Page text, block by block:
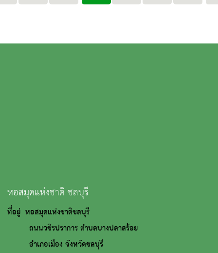
หอสมุดแห่งชาติ ชลบุรี
ที่อยู่ หอสมุดแห่งชาติชลบุรี
ถนนวชิรปราการ ตำบลบางปลาสร้อย
อำเภอเมือง จังหวัดชลบุรี